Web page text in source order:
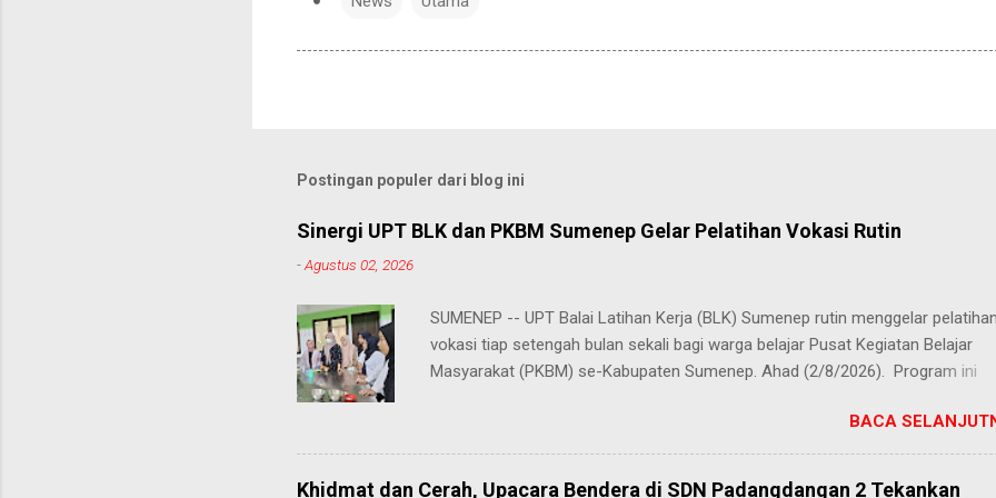
Postingan populer dari blog ini
Sinergi UPT BLK dan PKBM Sumenep Gelar Pelatihan Vokasi Rutin
-Agustus 02, 2026
SUMENEP -- UPT Balai Latihan Kerja (BLK) Sumenep rutin menggelar pelatihan
vokasi tiap setengah bulan sekali bagi warga belajar Pusat Kegiatan Belajar
Masyarakat (PKBM) se-Kabupaten Sumenep. Ahad (2/8/2026). Program ini
hingga kejuruan lainnya yang bebas dipilih peserta sesuai bakat dan minat
masing. Kehadiran program ini disambut hangat para peserta. Salah satunya
Juhairiyah, peserta dari PKBM Al Khairot, Desa Bragung, Kecamatan Guluk-
BACA
Khidmat dan Cerah, Upacara Bendera di SDN Padangdangan 2 Tekankan